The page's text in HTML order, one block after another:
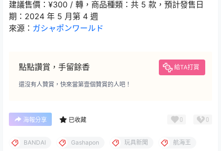
建議售價：¥300 / 轉，商品種類：共 5 款，預計發售日
期：2024 年 5 月第 4 週
來源： ガシャポンワールド
點點讚賞，手留餘香 給TA打賞
還沒有人贊賞，快來當第壹個贊賞的人吧！
海報分享 已收藏 0 0
BANDAI Gashapon 玩具新聞 航海王